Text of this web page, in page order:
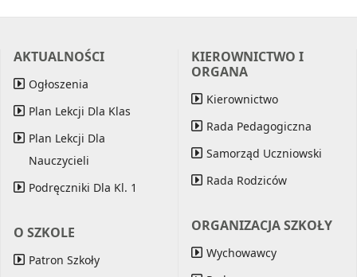
AKTUALNOŚCI
Ogłoszenia
Plan Lekcji Dla Klas
Plan Lekcji Dla
Nauczycieli
Podręczniki Dla Kl. 1
O SZKOLE
Patron Szkoły
KIEROWNICTWO I
ORGANA
Kierownictwo
Rada Pedagogiczna
Samorząd Uczniowski
Rada Rodziców
ORGANIZACJA SZKOŁY
Wychowawcy